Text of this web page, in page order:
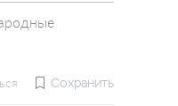
Сохранить